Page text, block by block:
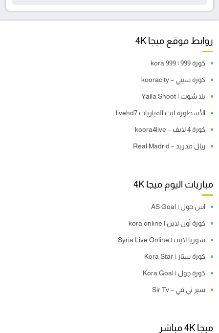
روابط موقع ميجا 4K
كورة 999 | kora 999
كورة سيتي – kooracity
يلا شوت | Yalla Shoot
الأسطورة لبث المباريات livehd7
كورة 4 لايف – koora4live
ريال مدريد – Real Madrid
مباريات اليوم ميجا 4K
اس جول | AS Goal
كورة أون لاين | kora online
سوريا لايف | Syria Live Online
كورة ستار | Kora Star
كورة جول | Kora Goal
سير تي في – Sir Tv
ميجا 4K مباشر